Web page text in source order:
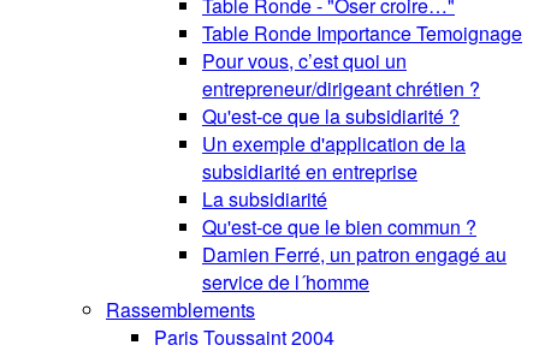
Table Ronde - "Oser croire…"
Table Ronde Importance Temoignage
Pour vous, c’est quoi un
entrepreneur/dirigeant chrétien ?
Qu'est-ce que la subsidiarité ?
Un exemple d'application de la
subsidiarité en entreprise
La subsidiarité
Qu'est-ce que le bien commun ?
Damien Ferré, un patron engagé au
service de l´homme
Rassemblements
Paris Toussaint 2004